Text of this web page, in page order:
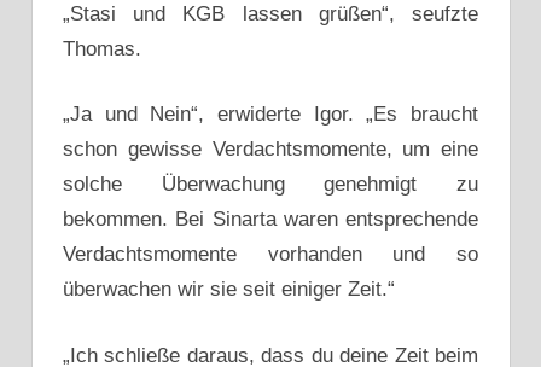
„Stasi und KGB lassen grüßen“, seufzte
Thomas.
„Ja und Nein“, erwiderte Igor. „Es braucht
schon gewisse Verdachtsmomente, um eine
solche Überwachung genehmigt zu
bekommen. Bei Sinarta waren entsprechende
Verdachtsmomente vorhanden und so
überwachen wir sie seit einiger Zeit.“
„Ich schließe daraus, dass du deine Zeit beim